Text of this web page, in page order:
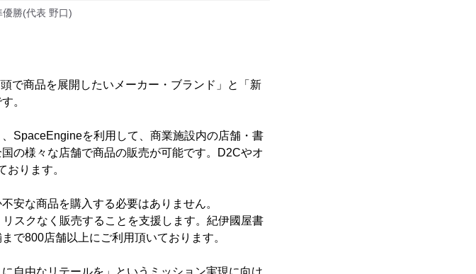
勝(代表 野口)
で商品を展開したいメーカー・ブランド」と「新
。
SpaceEngineを利用して、商業施設内の店舗・書
の様々な店舗で商品の販売が可能です。D2Cやオ
ります。
安な商品を購入する必要はありません。
スクなく販売することを支援します。紀伊國屋書
で800店舗以上にご利用頂いております。
自由なリテールを」というミッション実現に向け